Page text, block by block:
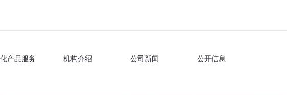
产品服务 机构介绍 公司新闻 公开信息